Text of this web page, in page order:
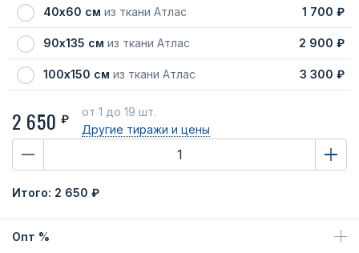
40х60 см из ткани Атлас 1 700 ₽
90х135 см из ткани Атлас 2 900 ₽
100х150 см из ткани Атлас 3 300 ₽
2 650 ₽
от 1 до 19 шт.
Другие тиражи и цены
Итого: 2 650 ₽
Опт %